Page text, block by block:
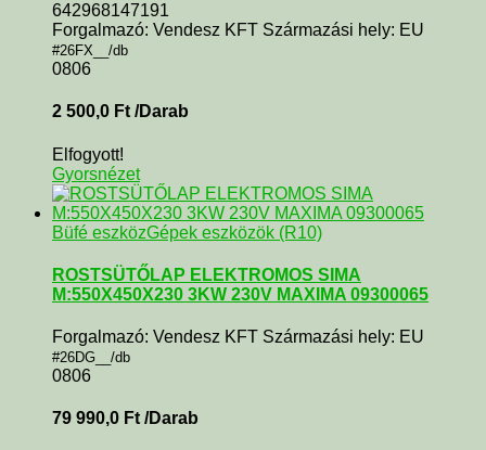
642968147191
Forgalmazó: Vendesz KFT Származási hely: EU
#26FX__/db
0806
2 500,0 Ft /Darab
Elfogyott!
Gyorsnézet
Büfé eszközGépek eszközök (R10)
ROSTSÜTŐLAP ELEKTROMOS SIMA
M:550X450X230 3KW 230V MAXIMA 09300065
Forgalmazó: Vendesz KFT Származási hely: EU
#26DG__/db
0806
79 990,0 Ft /Darab